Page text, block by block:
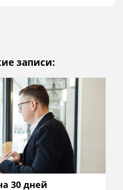
записи:
30 дней